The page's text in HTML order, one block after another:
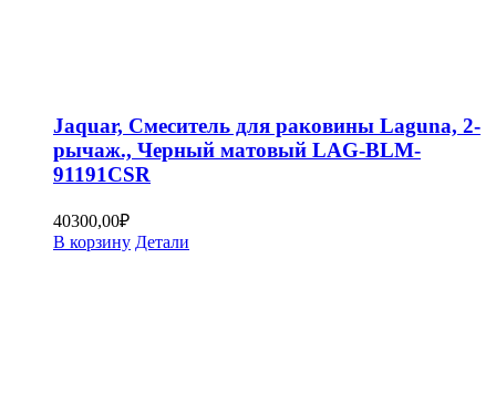
Jaquar, Смеситель для раковины Laguna, 2-
рычаж., Черный матовый LAG-BLM-
91191CSR
40300,00₽
В корзину Детали